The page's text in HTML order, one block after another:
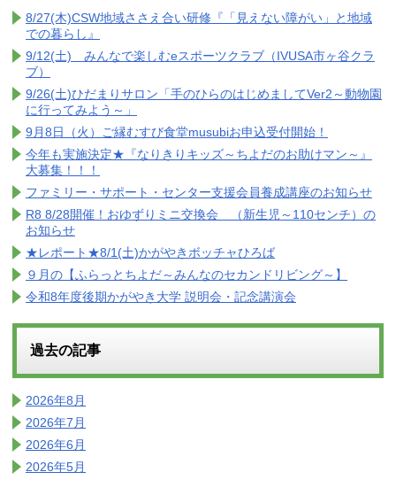
8/27(木)CSW地域ささえ合い研修『「見えない障がい」と地域
での暮らし』
9/12(土) みんなで楽しむeスポーツクラブ（IVUSA市ヶ谷クラ
ブ）
9/26(土)ひだまりサロン「手のひらのはじめましてVer2～動物園
に行ってみよう～」
9月8日（火）ご縁むすび食堂musubiお申込受付開始！
今年も実施決定★『なりきりキッズ～ちよだのお助けマン～』
大募集！！！
ファミリー・サポート・センター支援会員養成講座のお知らせ
R8 8/28開催！おゆずりミニ交換会 （新生児～110センチ）の
お知らせ
★レポート★8/1(土)かがやきボッチャひろば
９月の【ふらっとちよだ～みんなのセカンドリビング～】
令和8年度後期かがやき大学 説明会・記念講演会
過去の記事
2026年8月
2026年7月
2026年6月
2026年5月